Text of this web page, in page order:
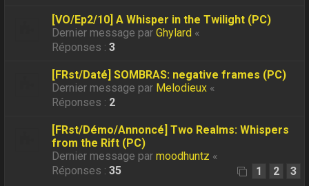
[VO/Ep2/10] A Whisper in the Twilight (PC)
Dernier message parGhylard «
Réponses :3
[FRst/Daté] SOMBRAS: negative frames (PC)
Dernier message par Melodieux «
Réponses : 2
[FRst/Démo/Annoncé] Two Realms: Whispers
from the Rift (PC)
Dernier message parmoodhuntz «
Réponses :35 1 2 3